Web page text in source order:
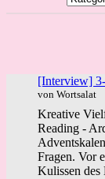
[Interview]
von Wortsalat
Kreative
Reading -
Fragen. Vor
Kulissen des